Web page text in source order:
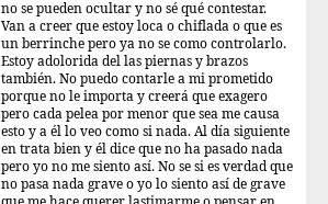
no se pueden ocultar y no sé qué contestar.
Van a creer que estoy loca o chiflada o que es
un berrinche pero ya no se como controlarlo.
Estoy adolorida del las piernas y brazos
también. No puedo contarle a mi prometido
porque no le importa y creerá que exagero
pero cada pelea por menor que sea me causa
esto y a él lo veo como si nada. Al día siguiente
en trata bien y él dice que no ha pasado nada
pero yo no me siento así. No se si es verdad que
no pasa nada grave o yo lo siento así de grave